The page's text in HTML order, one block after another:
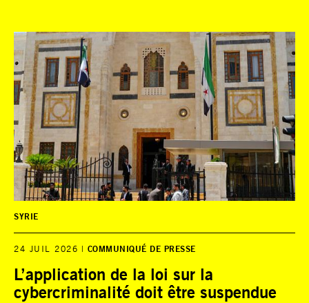
SYRIE
24 JUIL 2026 COMMUNIQUÉ DE PRESSE
L’application de la loi sur la
cybercriminalité doit être suspendue